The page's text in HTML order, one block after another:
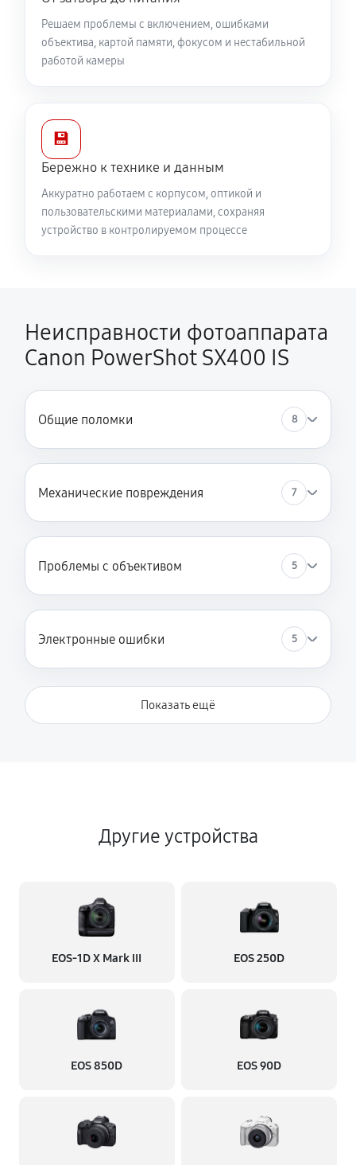
Решаем проблемы с включением, ошибками
объектива, картой памяти, фокусом и нестабильной
работой камеры
💾
Бережно к технике и данным
Аккуратно работаем с корпусом, оптикой и
пользовательскими материалами, сохраняя
устройство в контролируемом процессе
Неисправности фотоаппарата
Canon PowerShot SX400 IS
Общие поломки 8
Механические повреждения 7
Проблемы с объективом 5
Электронные ошибки 5
Показать ещё
Другие устройства
EOS‑1D X Mark III EOS 250D
EOS 850D EOS 90D